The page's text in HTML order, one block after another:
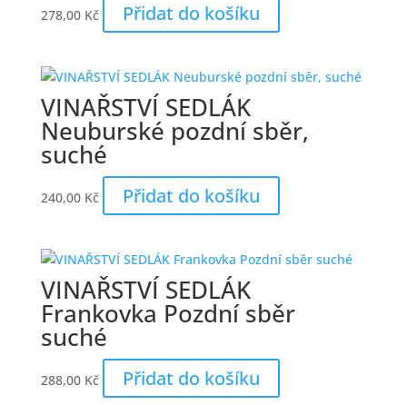
278,00 Kč Přidat do košíku
VINAŘSTVÍ SEDLÁK
Neuburské pozdní sběr,
suché
240,00 Kč Přidat do košíku
VINAŘSTVÍ SEDLÁK
Frankovka Pozdní sběr
suché
288,00 Kč Přidat do košíku